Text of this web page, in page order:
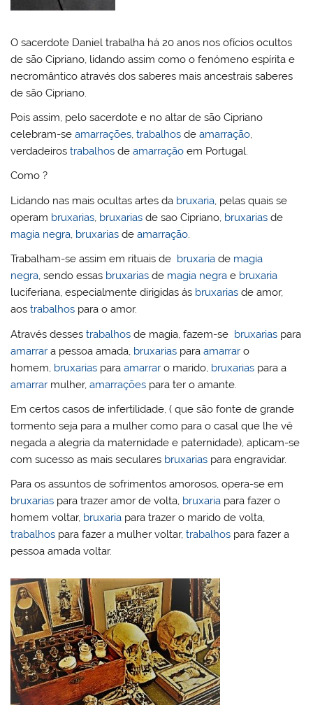
O sacerdote Daniel trabalha há 20 anos nos ofícios ocultos
de são Cipriano, lidando assim como o fenómeno espírita e
necromântico através dos saberes mais ancestrais saberes
de são Cipriano.
Pois assim, pelo sacerdote e no altar de são Cipriano
celebram-seamarrações,trabalhos deamarração,
verdadeirostrabalhos deamarração em Portugal.
Como ?
Lidando nas mais ocultas artes da bruxaria, pelas quais se
operam bruxarias, bruxarias de sao Cipriano, bruxarias de
magia negra, bruxarias deamarração.
Trabalham-se assim em rituais de bruxaria de magia
negra, sendo essas bruxarias de magia negra e bruxaria
luciferiana, especialmente dirigidas ás bruxarias de amor,
aostrabalhos para o amor.
Através dessestrabalhos de magia, fazem-se bruxarias para
amarrar a pessoa amada, bruxarias paraamarrar o
homem, bruxarias paraamarrar o marido, bruxarias para a
amarrar mulher,amarrações para ter o amante.
Em certos casos de infertilidade, ( que são fonte de grande
tormento seja para a mulher como para o casal que lhe vê
negada a alegria da maternidade e paternidade), aplicam-se
com sucesso as mais seculares bruxarias para engravidar.
Para os assuntos de sofrimentos amorosos, opera-se em
bruxarias para trazer amor de volta, bruxaria para fazer o
homem voltar, bruxaria para trazer o marido de volta,
trabalhos para fazer a mulher voltar,trabalhos para fazer a
pessoa amada voltar.